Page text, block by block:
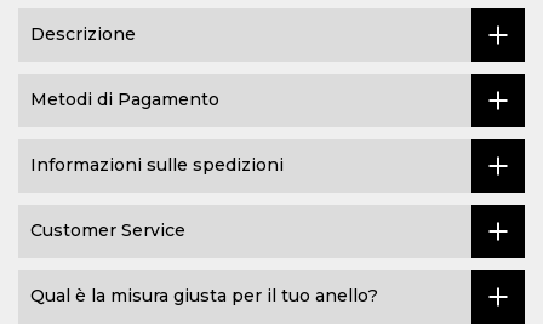
Descrizione
Metodi di Pagamento
Informazioni sulle spedizioni
Customer Service
Qual è la misura giusta per il tuo anello?